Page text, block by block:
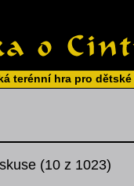
terénní hra pro
(10 z 1023)